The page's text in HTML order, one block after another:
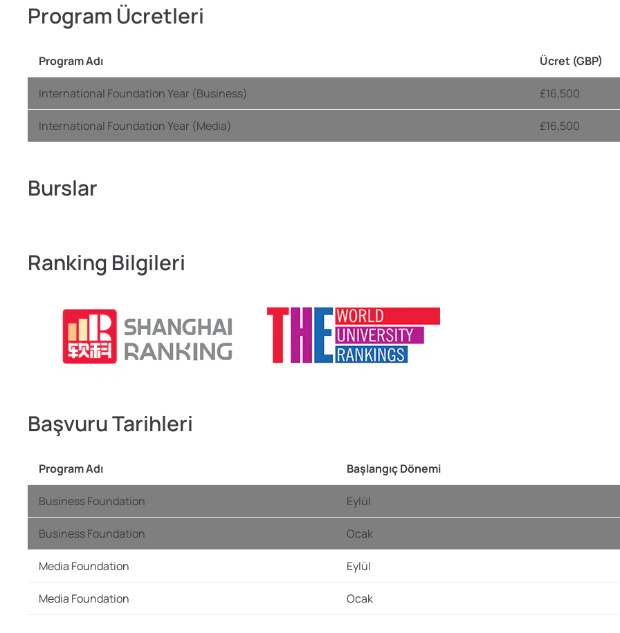
Program Ücretleri
Program Adı Ücret (GBP)
International Foundation Year (Business) £16,500
International Foundation Year (Media) £16,500
Burslar
Ranking Bilgileri
Başvuru Tarihleri
Program Adı Başlangıç Dönemi
Business Foundation Eylül
Business Foundation Ocak
Media Foundation Eylül
Media Foundation Ocak